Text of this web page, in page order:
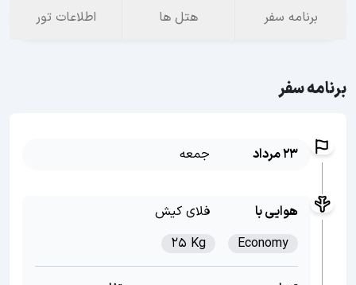
برنامه سفر هتل ها اطلاعات تور
برنامه سفر
23 مرداد جمعه
هوایی با
فلای کیش
Economy
25 Kg